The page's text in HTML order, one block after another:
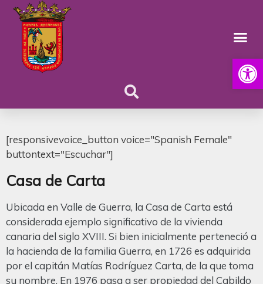
Abrir
[responsivevoice_button voice="Spanish Female"
buttontext="Escuchar"]
Casa de Carta
Ubicada en Valle de Guerra, la Casa de Carta está
considerada ejemplo significativo de la vivienda
canaria del siglo XVIII. Si bien inicialmente perteneció a
la hacienda de la familia Guerra, en 1726 es adquirida
por el capitán Matías Rodríguez Carta, de la que toma
su nombre. En 1976 pasa a ser propiedad del Cabildo